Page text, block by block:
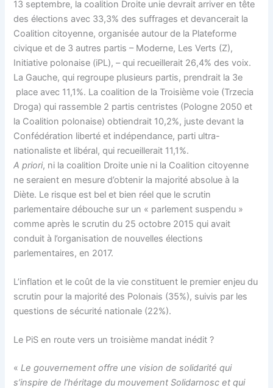
13 septembre, la coalition Droite unie devrait arriver en tête
des élections avec 33,3% des suffrages et devancerait la
Coalition citoyenne, organisée autour de la Plateforme
civique et de 3 autres partis – Moderne, Les Verts (Z),
Initiative polonaise (iPL), – qui recueillerait 26,4% des voix.
La Gauche, qui regroupe plusieurs partis, prendrait la 3e
place avec 11,1%. La coalition de la Troisième voie (Trzecia
Droga) qui rassemble 2 partis centristes (Pologne 2050 et
la Coalition polonaise) obtiendrait 10,2%, juste devant la
Confédération liberté et indépendance, parti ultra-
nationaliste et libéral, qui recueillerait 11,1%.
A priori, ni la coalition Droite unie ni la Coalition citoyenne
ne seraient en mesure d’obtenir la majorité absolue à la
Diète. Le risque est bel et bien réel que le scrutin
parlementaire débouche sur un « parlement suspendu »
comme après le scrutin du 25 octobre 2015 qui avait
conduit à l’organisation de nouvelles élections
parlementaires, en 2017.
L’inflation et le coût de la vie constituent le premier enjeu du
scrutin pour la majorité des Polonais (35%), suivis par les
questions de sécurité nationale (22%).
Le PiS en route vers un troisième mandat inédit ?
«Le gouvernement offre une vision de solidarité qui
s’inspire de l’héritage du mouvement Solidarnosc et qui